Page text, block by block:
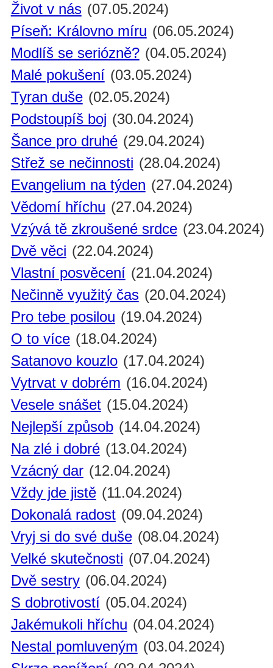
Život v nás (07.05.2024)
Píseň: Královno míru (06.05.2024)
Modlíš se seriózně? (04.05.2024)
Malé pokušení (03.05.2024)
Tyran duše (02.05.2024)
Podstoupíš boj (30.04.2024)
Šance pro druhé (29.04.2024)
Střež se nečinnosti (28.04.2024)
Evangelium na týden (27.04.2024)
Vědomí hříchu (27.04.2024)
Vzývá tě zkroušené srdce (23.04.2024)
Dvě věci (22.04.2024)
Vlastní posvěcení (21.04.2024)
Nečinně využitý čas (20.04.2024)
Pro tebe posilou (19.04.2024)
O to více (18.04.2024)
Satanovo kouzlo (17.04.2024)
Vytrvat v dobrém (16.04.2024)
Vesele snášet (15.04.2024)
Nejlepší způsob (14.04.2024)
Na zlé i dobré (13.04.2024)
Vzácný dar (12.04.2024)
Vždy jde jistě (11.04.2024)
Dokonalá radost (09.04.2024)
Vryj si do své duše (08.04.2024)
Velké skutečnosti (07.04.2024)
Dvě sestry (06.04.2024)
S dobrotivostí (05.04.2024)
Jakémukoli hříchu (04.04.2024)
Nestal pomluveným (03.04.2024)